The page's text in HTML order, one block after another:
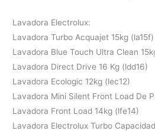
Lavadora Electrolux:
Lavadora Turbo Acquajet 15kg (la15f)
Lavadora Blue Touch Ultra Clean
Lavadora Direct Drive 16 Kg (ldd16)
Lavadora Ecologic 12kg (lec12)
Lavadora Mini Silent Front Load De
Lavadora Front Load 14kg (lfe14)
Lavadora Electrolux Turbo